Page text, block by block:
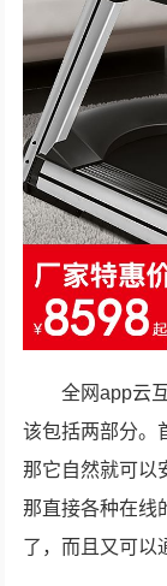
全网app云
该包括两部分。
那它自然就可以
那直接各种在线
了，而且又可以